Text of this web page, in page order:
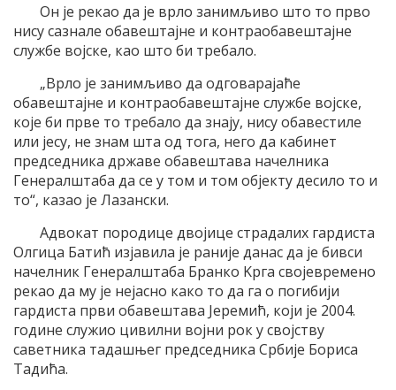
Oн jе рекао да jе врло занимљиво што то прво
нису сазнале обавештаjне и контраобавештаjне
службе воjске, као што би требало.
„Врло jе занимљиво да одговараjаће
обавештаjне и контраобавештаjне службе воjске,
коjе би прве то требало да знаjу, нису обавестиле
или jесу, не знам шта од тога, него да кабинет
председника државе обавештава начелника
Генералштаба да се у том и том обjекту десило то и
то“, казао jе Лазански.
Aдвокат породице двоjице страдалих гардиста
Oлгица Батић изjавила jе раниjе данас да jе бивси
начелник Генералштаба Бранко Kрга своjевремено
рекао да му jе неjасно како то да га о погибиjи
гардиста први обавештава Jеремић, коjи jе 2004.
године служио цивилни воjни рок у своjству
саветника тадашњег председника Србиjе Бориса
Tадића.